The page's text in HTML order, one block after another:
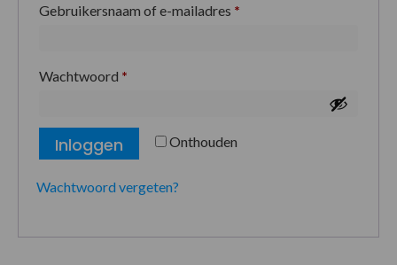
Gebruikersnaam of e-mailadres *
Wachtwoord *
Onthouden
Inloggen
Wachtwoord vergeten?